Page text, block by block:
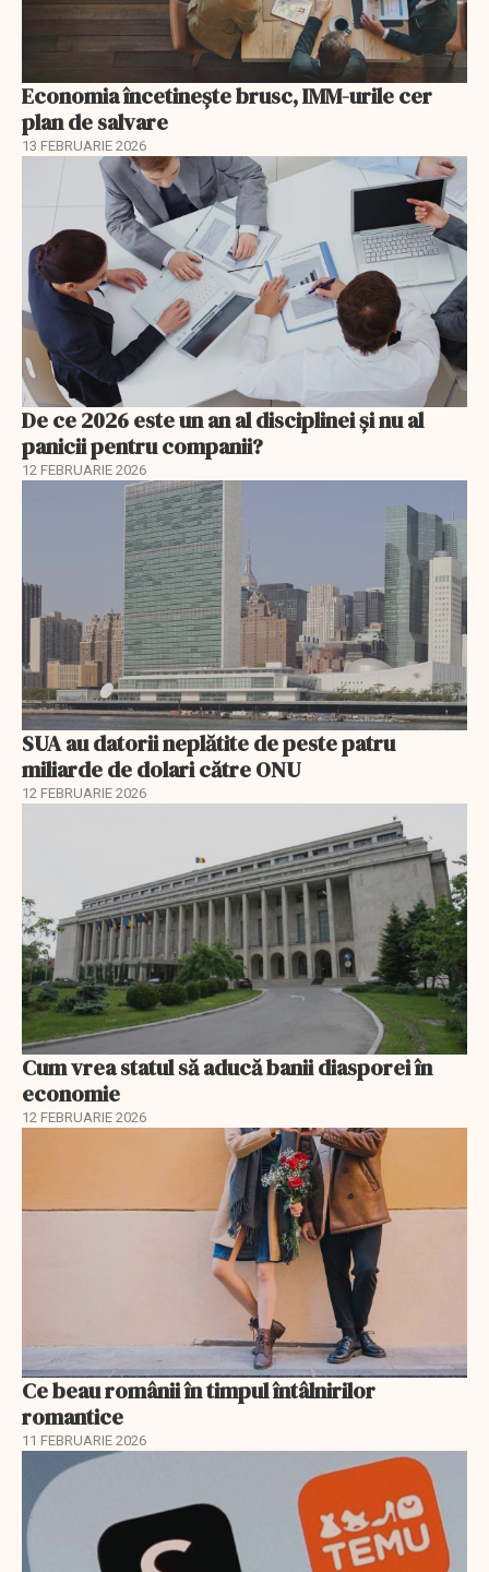
Economia încetinește brusc, IMM-urile cer
plan de salvare
13 FEBRUARIE 2026
De ce 2026 este un an al disciplinei și nu al
panicii pentru companii?
12 FEBRUARIE 2026
SUA au datorii neplătite de peste patru
miliarde de dolari către ONU
12 FEBRUARIE 2026
Cum vrea statul să aducă banii diasporei în
economie
12 FEBRUARIE 2026
Ce beau românii în timpul întâlnirilor
romantice
11 FEBRUARIE 2026